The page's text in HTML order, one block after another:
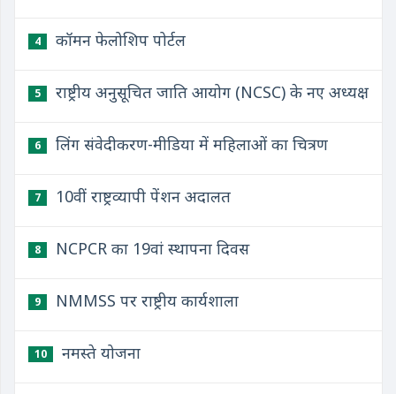
4 कॉमन फेलोशिप पोर्टल
5 राष्ट्रीय अनुसूचित जाति आयोग (NCSC) के नए अध्यक्ष
6 लिंग संवेदीकरण-मीडिया में महिलाओं का चित्रण
7 10वीं राष्ट्रव्यापी पेंशन अदालत
8 NCPCR का 19वां स्थापना दिवस
9 NMMSS पर राष्ट्रीय कार्यशाला
10 नमस्ते योजना